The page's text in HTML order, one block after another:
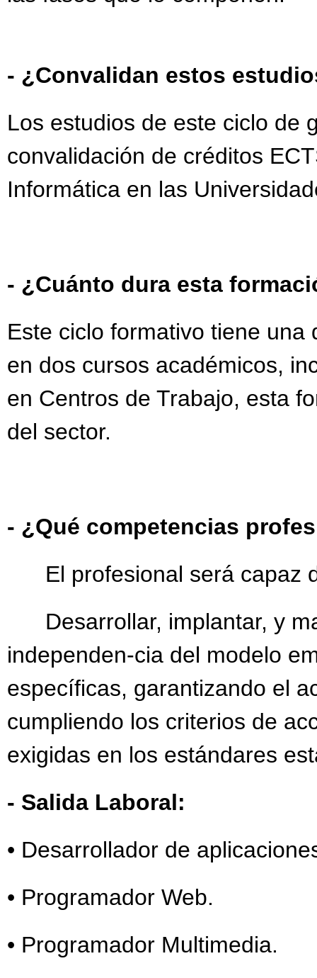
- ¿Convalidan estos
Los estudios de este ciclo de
convalidación de créditos
Informática en las
- ¿Cuánto dura esta
Este ciclo formativo tiene
en dos cursos académicos,
en Centros de Trabajo,
del sector.
- ¿Qué competencias
El profesional será capaz
Desarrollar, implantar, y
independen-cia del modelo
específicas, garantizando el
cumpliendo los criterios de
exigidas en los estándares
- Salida Laboral:
• Desarrollador de
• Programador Web.
• Programador Multimedia.